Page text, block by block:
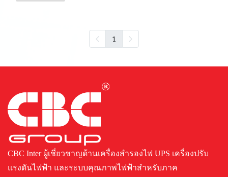
1
CBC Inter ผู้เชี่ยวชาญด้านเครื่องสำรองไฟ UPS เครื่องปรับ
แรงดันไฟฟ้า และระบบคุณภาพไฟฟ้าสำหรับภาค